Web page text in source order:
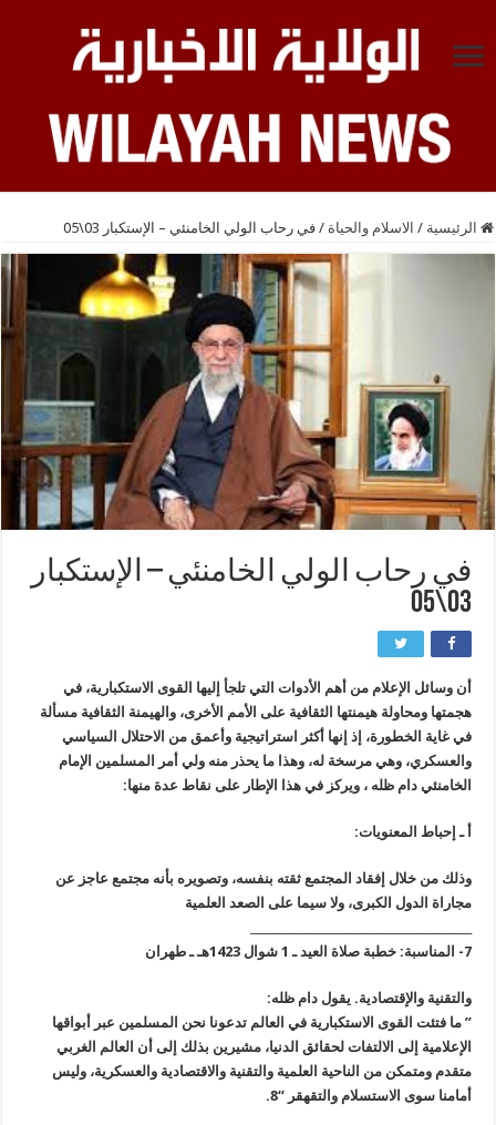
الرئيسية / الاسلام والحياة / في رحاب الولي الخامنئي – الإستكبار 03\05
في رحاب الولي الخامنئي – الإستكبار
03\05
أن وسائل الإعلام من أهم الأدوات التي تلجأ إليها القوى الاستكبارية، في
هجمتها ومحاولة هيمنتها الثقافية على الأمم الأخرى، والهيمنة الثقافية مسألة
في غاية الخطورة، إذ إنها أكثر استراتيجية وأعمق من الاحتلال السياسي
والعسكري، وهي مرسخة له، وهذا ما يحذر منه ولي أمر المسلمين الإمام
الخامنئي دام ظله ، ويركز في هذا الإطار على نقاط عدة منها:
أ ـ إحباط المعنويات:
وذلك من خلال إفقاد المجتمع ثقته بنفسه، وتصويره بأنه مجتمع عاجز عن
مجاراة الدول الكبرى، ولا سيما على الصعد العلمية
7- المناسبة: خطبة صلاة العيد ـ 1 شوال 1423هـ ـ طهران
والتقنية والإقتصادية. يقول دام ظله:
” ما فتئت القوى الاستكبارية في العالم تدعونا نحن المسلمين عبر أبواقها
الإعلامية إلى الالتفات لحقائق الدنيا، مشيرين بذلك إلى أن العالم الغربي
متقدم ومتمكن من الناحية العلمية والتقنية والاقتصادية والعسكرية، وليس
أمامنا سوى الاستسلام والتقهقر “8.